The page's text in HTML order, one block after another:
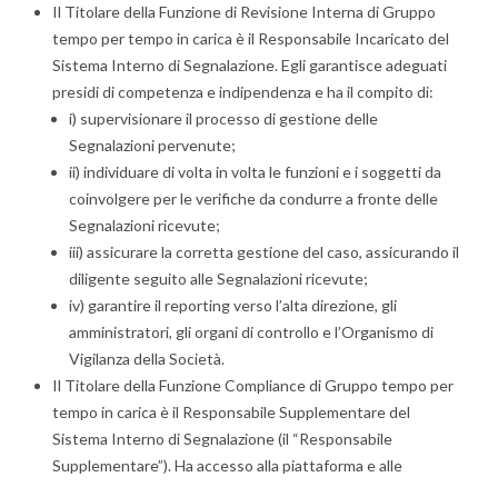
Il Titolare della Funzione di Revisione Interna di Gruppo
tempo per tempo in carica è il Responsabile Incaricato del
Sistema Interno di Segnalazione. Egli garantisce adeguati
presidi di competenza e indipendenza e ha il compito di:
i) supervisionare il processo di gestione delle
Segnalazioni pervenute;
ii) individuare di volta in volta le funzioni e i soggetti da
coinvolgere per le verifiche da condurre a fronte delle
Segnalazioni ricevute;
iii) assicurare la corretta gestione del caso, assicurando il
diligente seguito alle Segnalazioni ricevute;
iv) garantire il reporting verso l’alta direzione, gli
amministratori, gli organi di controllo e l’Organismo di
Vigilanza della Società.
Il Titolare della Funzione Compliance di Gruppo tempo per
tempo in carica è il Responsabile Supplementare del
Sistema Interno di Segnalazione (il “Responsabile
Supplementare”). Ha accesso alla piattaforma e alle